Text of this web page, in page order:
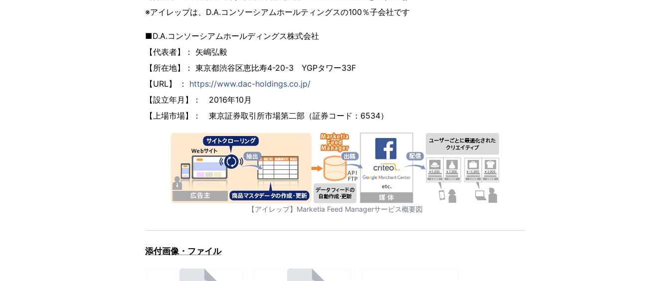
※アイレップは、D.A.コンソーシアムホールティングスの100％子会社です
■D.A.コンソーシアムホールディングス株式会社
【代表者】： 矢嶋弘毅
【所在地】： 東京都渋谷区恵比寿4-20-3 YGPタワー33F
【URL】 ： https://www.dac-holdings.co.jp/
【設立年月】： 2016年10月
【上場市場】： 東京証券取引所市場第二部（証券コード：6534）
【アイレップ】Marketia Feed Managerサービス概要図
添付画像・ファイル